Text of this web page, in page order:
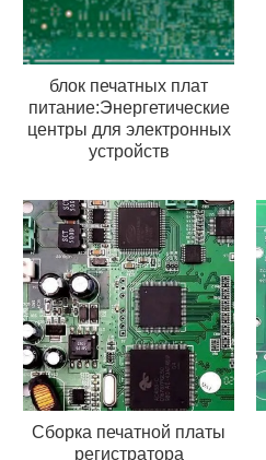
блок печатных плат
питание:Энергетические
центры для электронных
устройств
Сборка печатной платы
регистратора